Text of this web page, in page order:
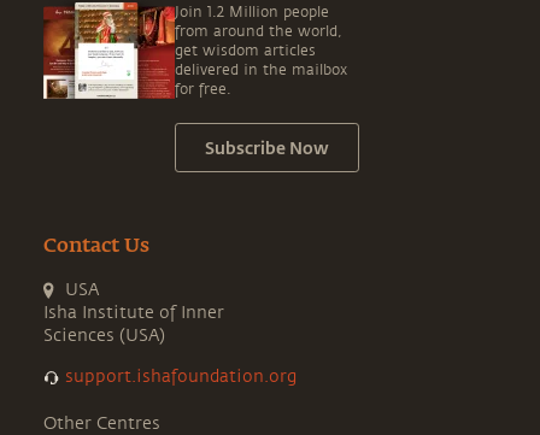
Join 1.2 Million people
from around the world,
get wisdom articles
delivered in the mailbox
for free.
Subscribe Now
Contact Us
USA
Isha Institute of Inner
Sciences (USA)
support.ishafoundation.org
Other Centres